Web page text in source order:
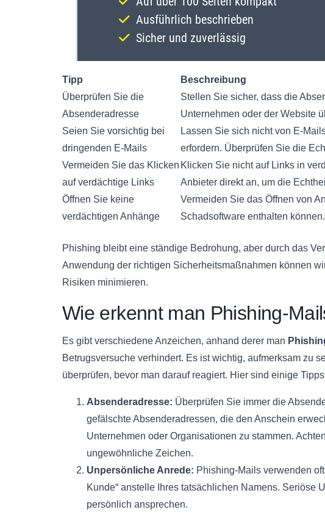
Tipp
Beschreibung
Überprüfen Sie die
Absenderadresse
Stellen Sie sicher, dass die
Unternehmen oder der Website
Seien Sie vorsichtig bei
dringenden E-Mails
Lassen Sie sich nicht von E-
erfordern. Überprüfen Sie die
Vermeiden Sie das Klicken
auf verdächtige Links
Klicken Sie nicht auf Links in
Anbieter direkt an, um die
Öffnen Sie keine
verdächtigen Anhänge
Vermeiden Sie das Öffnen von
Schadsoftware enthalten können.
Phishing bleibt eine ständige Bedrohung, aber durch das
Anwendung der richtigen Sicherheitsmaßnahmen können
Risiken minimieren.
Wie erkennt man Phishing-
Es gibt verschiedene Anzeichen, anhand derer man
Betrugsversuche verhindert. Es ist wichtig, aufmerksam zu
überprüfen, bevor man darauf reagiert. Hier sind einige
Absenderadresse: Überprüfen Sie immer die
gefälschte Absenderadressen, die den Anschein
Unternehmen oder Organisationen zu stammen.
ungewöhnliche Zeichen.
Unpersönliche Anrede: Phishing-Mails verwenden
Kunde“ anstelle Ihres tatsächlichen Namens. Seriöse
persönlich ansprechen.